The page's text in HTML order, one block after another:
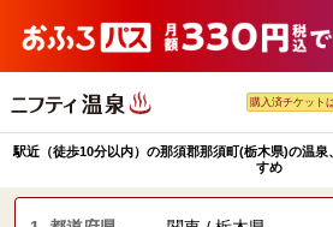
購入済チケット
駅近（徒歩10分以内）の那須郡那須町(栃木県)の温
すめ